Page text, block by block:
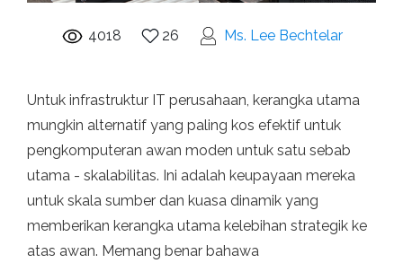
4018 26 Ms. Lee Bechtelar
Untuk infrastruktur IT perusahaan, kerangka utama
mungkin alternatif yang paling kos efektif untuk
pengkomputeran awan moden untuk satu sebab
utama - skalabilitas. Ini adalah keupayaan mereka
untuk skala sumber dan kuasa dinamik yang
memberikan kerangka utama kelebihan strategik ke
atas awan. Memang benar bahawa